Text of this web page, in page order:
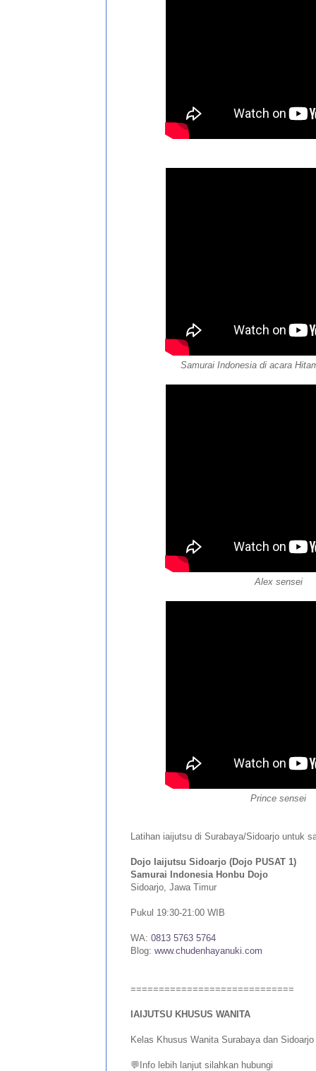
Samurai Indonesia di acara
Alex sensei
Prince sensei
Latihan iaijutsu di Surabaya/Sidoarjo untuk
Dojo Iaijutsu Sidoarjo (Dojo PUSAT 1)
Samurai Indonesia Honbu Dojo
Sidoarjo, Jawa Timur
Pukul 19:30-21:00 WIB
WA: 0813 5763 5764
Blog: www.chudenhayanuki.com
=============================
IAIJUTSU KHUSUS WANITA
Kelas Khusus Wanita Surabaya dan Sidoarjo
💬Info lebih lanjut silahkan hubungi